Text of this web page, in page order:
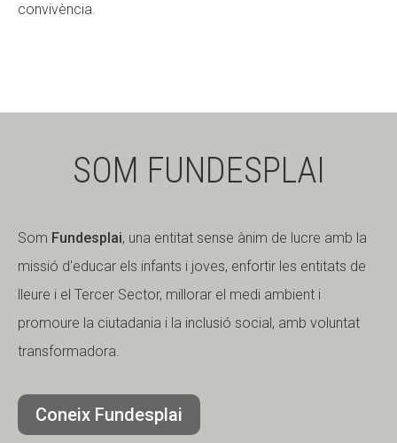
convivència.
SOM FUNDESPLAI
Som Fundesplai, una entitat sense ànim de lucre amb la
missió d'educar els infants i joves, enfortir les entitats de
lleure i el Tercer Sector, millorar el medi ambient i
promoure la ciutadania i la inclusió social, amb voluntat
transformadora.
Coneix Fundesplai